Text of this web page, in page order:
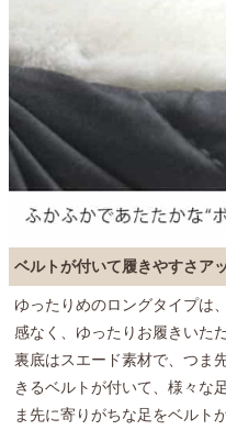
ベルトが付いて履きやすさア
ゆったりめのロングタイプは
感なく、ゆったりお履きいた
裏底はスエード素材で、つま
きるベルトが付いて、様々な
ま先に寄りがちな足をベルト